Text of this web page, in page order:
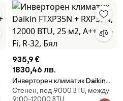
935,9 €
1830,46 лв.
Инверторен климатик Daikin
FTXP35N + RXP35N, 12000 BTU,
Стенен, под 9000 BTU, между
9100-12000 BTU